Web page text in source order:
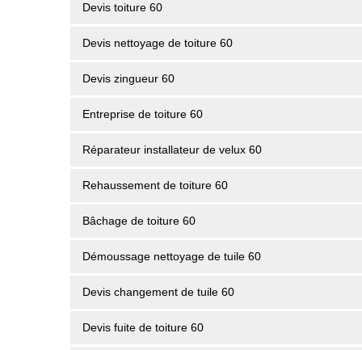
Devis toiture 60
Devis nettoyage de toiture 60
Devis zingueur 60
Entreprise de toiture 60
Réparateur installateur de velux 60
Rehaussement de toiture 60
Bâchage de toiture 60
Démoussage nettoyage de tuile 60
Devis changement de tuile 60
Devis fuite de toiture 60